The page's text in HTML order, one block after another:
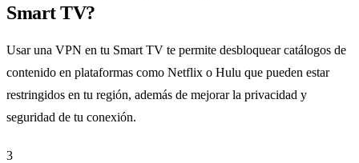
Smart TV?
Usar una VPN en tu Smart TV te permite desbloquear catálogos de
contenido en plataformas como Netflix o Hulu que pueden estar
restringidos en tu región, además de mejorar la privacidad y
seguridad de tu conexión.
3